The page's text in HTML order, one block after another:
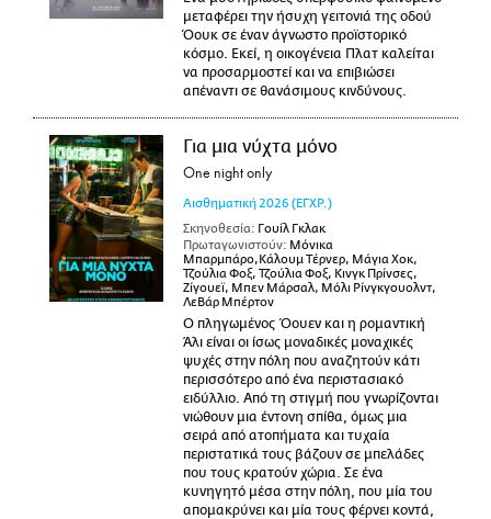
μεταφέρει την ήσυχη γειτονιά της οδού
Όουκ σε έναν άγνωστο προϊστορικό
κόσμο. Εκεί, η οικογένεια Πλατ καλείται
να προσαρμοστεί και να επιβιώσει
απέναντι σε θανάσιμους κινδύνους.
Για μια νύχτα μόνο
One night only
Αισθηματική 2026 (ΕΓΧΡ.)
Σκηνοθεσία: Γουίλ Γκλακ
Πρωταγωνιστούν: Μόνικα
Μπαρμπάρο,Κάλουμ Τέρνερ, Μάγια Χοκ,
Τζούλια Φοξ, Τζούλια Φοξ, Κινγκ Πρίνσες,
Ζίγουεϊ, Μπεν Μάρσαλ, Μόλι Ρίνγκγουολντ,
ΛεΒάρ Μπέρτον
Ο πληγωμένος Όουεν και η ρομαντική
Άλι είναι οι ίσως μοναδικές μοναχικές
ψυχές στην πόλη που αναζητούν κάτι
περισσότερο από ένα περιστασιακό
ειδύλλιο. Από τη στιγμή που γνωρίζονται
νιώθουν μια έντονη σπίθα, όμως μια
σειρά από ατοπήματα και τυχαία
περιστατικά τους βάζουν σε μπελάδες
που τους κρατούν χώρια. Σε ένα
κυνηγητό μέσα στην πόλη, που μία του
απομακρύνει και μία τους φέρνει κοντά,